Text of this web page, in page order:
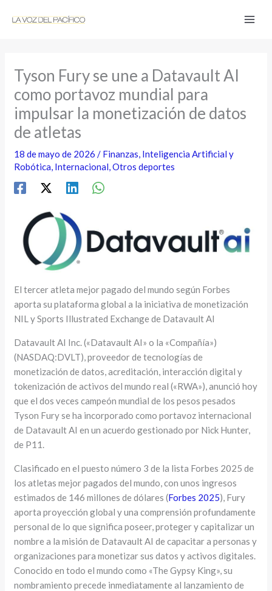
Tyson Fury se une a Datavault AI
como portavoz mundial para
impulsar la monetización de datos
de atletas
18 de mayo de 2026/ Finanzas, Inteligencia Artificial y
Robótica, Internacional,Otros deportes
El tercer atleta mejor pagado del mundo según Forbes
aporta su plataforma global a la iniciativa de monetización
NIL y Sports Illustrated Exchange de Datavault AI
Datavault AI Inc. («Datavault AI» o la «Compañía»)
(NASDAQ:DVLT), proveedor de tecnologías de
monetización de datos, acreditación, interacción digital y
tokenización de activos del mundo real («RWA»), anunció hoy
que el dos veces campeón mundial de los pesos pesados
Tyson Fury se ha incorporado como portavoz internacional
de Datavault AI en un acuerdo gestionado por Nick Hunter,
de P11.
Clasificado en el puesto número 3 de la lista Forbes 2025 de
los atletas mejor pagados del mundo, con unos ingresos
estimados de 146 millones de dólares (Forbes 2025), Fury
aporta proyección global y una comprensión profundamente
personal de lo que significa poseer, proteger y capitalizar un
nombre a la misión de Datavault AI de capacitar a personas y
organizaciones para monetizar sus datos y activos digitales.
Conocido en todo el mundo como «The Gypsy King», su
nombramiento precede inmediatamente al lanzamiento de